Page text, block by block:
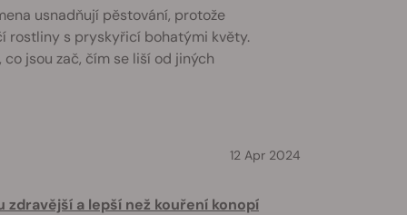
usnadňují pěstování, protože
rostliny s pryskyřicí bohatými květy.
jsou zač, čím se liší od jiných
12 Apr 2024
zdravější a lepší než kouření konopí